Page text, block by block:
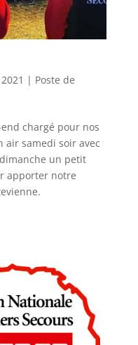
| Poste de
end chargé pour nos
air samedi soir avec
un petit
apporter notre